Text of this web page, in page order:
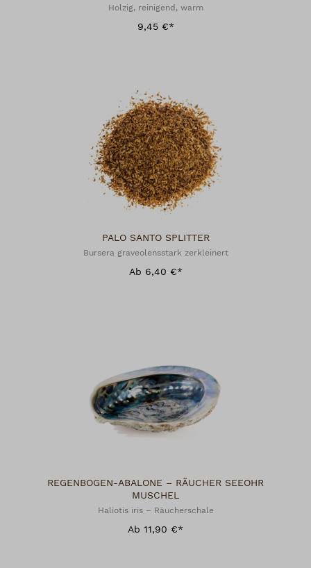
Holzig, reinigend, warm
9,45 €*
PALO SANTO SPLITTER
Bursera graveolensstark zerkleinert
Ab 6,40 €*
REGENBOGEN-ABALONE – RÄUCHER SEEOHR
MUSCHEL
Haliotis iris – Räucherschale
Ab 11,90 €*